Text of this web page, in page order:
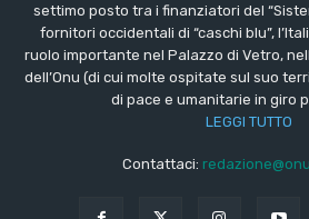
settimo posto tra i finanziatori del
fornitori occidentali di “caschi blu”,
ruolo importante nel Palazzo di Vetro,
dell’Onu (di cui molte ospitate sul suo
di pace e umanitarie in giro
LEGGI TUTTO
Contattaci: